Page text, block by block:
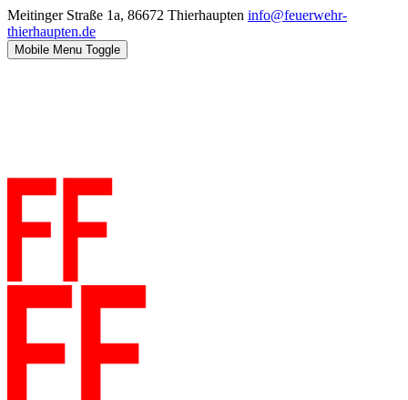
Meitinger Straße 1a, 86672 Thierhaupten info@feuerwehr-
thierhaupten.de
Mobile Menu Toggle